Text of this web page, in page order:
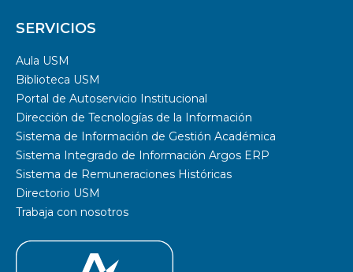
SERVICIOS
Aula USM
Biblioteca USM
Portal de Autoservicio Institucional
Dirección de Tecnologías de la Información
Sistema de Información de Gestión Académica
Sistema Integrado de Información Argos ERP
Sistema de Remuneraciones Históricas
Directorio USM
Trabaja con nosotros